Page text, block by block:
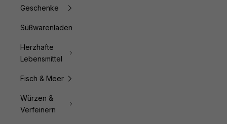
Geschenke
Süßwarenladen
Herzhafte
Lebensmittel
Fisch & Meer
Würzen &
Verfeinern